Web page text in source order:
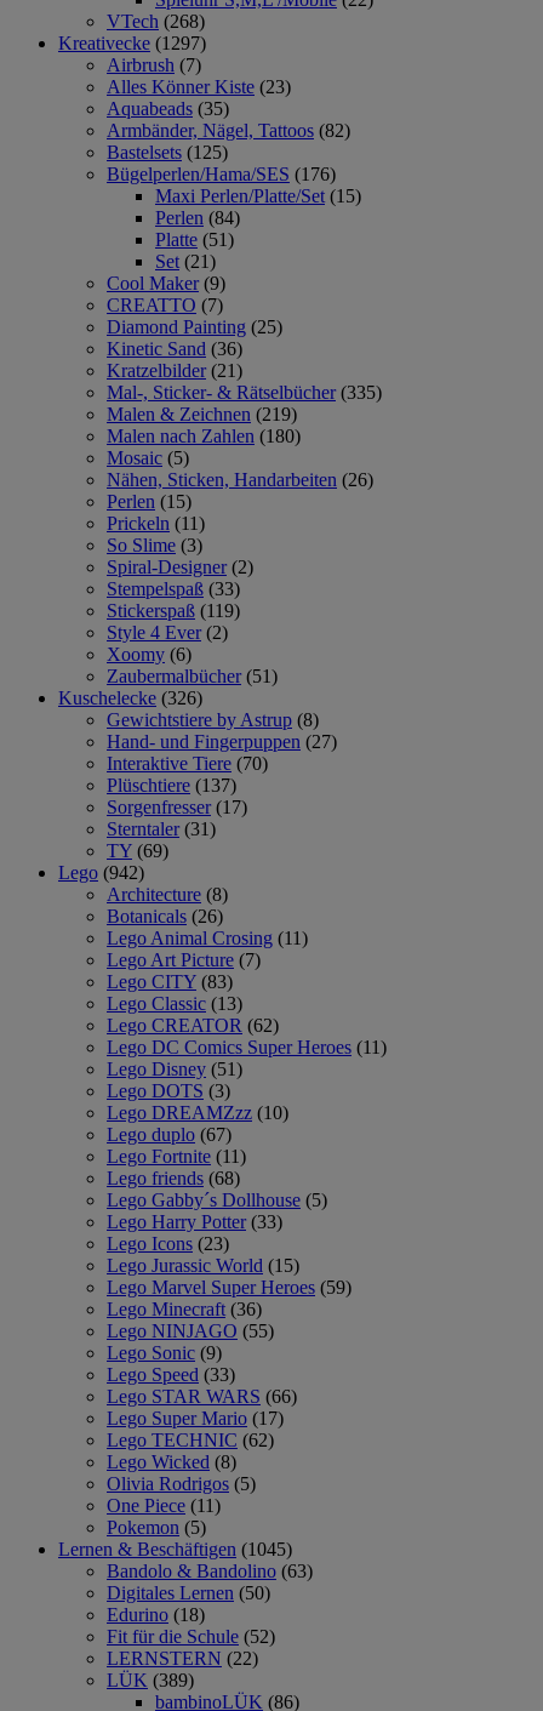
VTech (268)
Kreativecke (1297)
Airbrush (7)
Alles Könner Kiste (23)
Aquabeads (35)
Armbänder, Nägel, Tattoos (82)
Bastelsets (125)
Bügelperlen/Hama/SES (176)
Maxi Perlen/Platte/Set (15)
Perlen (84)
Platte (51)
Set (21)
Cool Maker (9)
CREATTO (7)
Diamond Painting (25)
Kinetic Sand (36)
Kratzelbilder (21)
Mal-, Sticker- & Rätselbücher (335)
Malen & Zeichnen (219)
Malen nach Zahlen (180)
Mosaic (5)
Nähen, Sticken, Handarbeiten (26)
Perlen (15)
Prickeln (11)
So Slime (3)
Spiral-Designer (2)
Stempelspaß (33)
Stickerspaß (119)
Style 4 Ever (2)
Xoomy (6)
Zaubermalbücher (51)
Kuschelecke (326)
Gewichtstiere by Astrup (8)
Hand- und Fingerpuppen (27)
Interaktive Tiere (70)
Plüschtiere (137)
Sorgenfresser (17)
Sterntaler (31)
TY (69)
Lego (942)
Architecture (8)
Botanicals (26)
Lego Animal Crosing (11)
Lego Art Picture (7)
Lego CITY (83)
Lego Classic (13)
Lego CREATOR (62)
Lego DC Comics Super Heroes (11)
Lego Disney (51)
Lego DOTS (3)
Lego DREAMZzz (10)
Lego duplo (67)
Lego Fortnite (11)
Lego friends (68)
Lego Gabby´s Dollhouse (5)
Lego Harry Potter (33)
Lego Icons (23)
Lego Jurassic World (15)
Lego Marvel Super Heroes (59)
Lego Minecraft (36)
Lego NINJAGO (55)
Lego Sonic (9)
Lego Speed (33)
Lego STAR WARS (66)
Lego Super Mario (17)
Lego TECHNIC (62)
Lego Wicked (8)
Olivia Rodrigos (5)
One Piece (11)
Pokemon (5)
Lernen & Beschäftigen (1045)
Bandolo & Bandolino (63)
Digitales Lernen (50)
Edurino (18)
Fit für die Schule (52)
LERNSTERN (22)
LÜK (389)
bambinoLÜK (86)